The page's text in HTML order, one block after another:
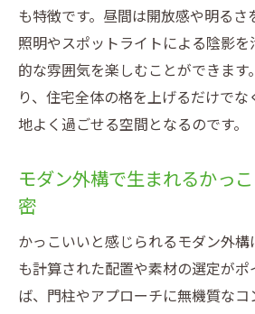
方
洋モダン庭と和モダン庭
違い
おしゃれな庭を演出する
比較
モダン外構に最適な素材
ント
も特徴です。昼間は開放感や明るさ
照明やスポットライトによる陰影を
的な雰囲気を楽しむことができます
り、住宅全体の格を上げるだけで
地よく過ごせる空間となるのです。
モダン外構で生まれるかっ
密
かっこいいと感じられるモダン外構
も計算された配置や素材の選定がポ
ば、門柱やアプローチに無機質な